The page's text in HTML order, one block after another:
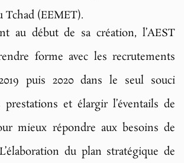
Tchad (EEMET).
au début de sa création, l’AEST
forme avec les recrutements
puis 2020 dans le seul souci
prestations et élargir l’éventails de
mieux répondre aux besoins de
du plan stratégique de